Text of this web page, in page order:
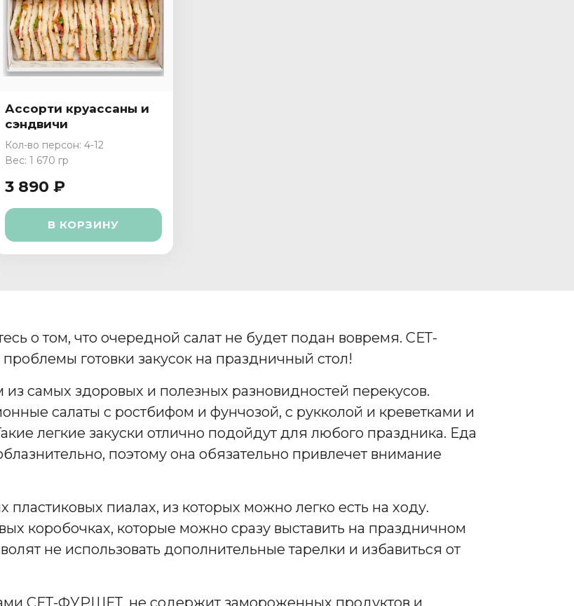
Ассорти круассаны и
сэндвичи
Кол-во персон: 4-12
Вес: 1 670 гр
3 890 ₽
В КОРЗИНУ
о том, что очередной салат не будет подан вовремя. СЕТ-
готовки закусок на праздничный стол!
самых здоровых и полезных разновидностей перекусов.
салаты с ростбифом и фунчозой, с рукколой и креветками и
легкие закуски отлично подойдут для любого праздника. Еда
поэтому она обязательно привлечет внимание
пиалах, из которых можно легко есть на ходу.
коробочках, которые можно сразу выставить на праздничном
не использовать дополнительные тарелки и избавиться от
СЕТ-ФУРШЕТ, не содержит замороженных продуктов и